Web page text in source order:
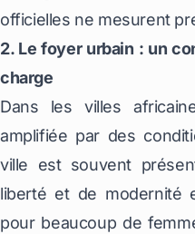
officielles ne mesurent
2. Le foyer urbain : un
charge
Dans les villes
amplifiée par des
ville est souvent
liberté et de modernité
pour beaucoup de